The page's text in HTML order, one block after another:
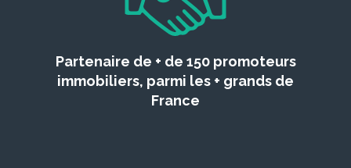
Partenaire de + de 150 promoteurs
immobiliers, parmi les + grands de
France